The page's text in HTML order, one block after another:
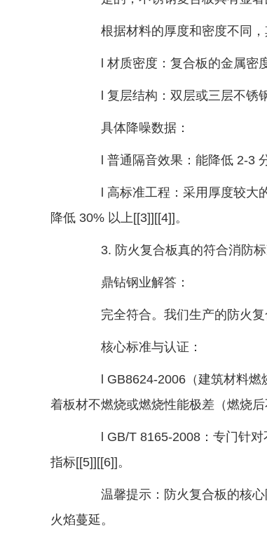
根据材料的厚度和密度不同，
l 材质密度：复合板的金属密度
l 复层结构：双层或三层不锈钢
具体降噪数据：
l 普通隔音效果：能降低 2-3 分
l 高标准工程：采用厚度较大的
降低 30% 以上[[3]][[4]]。
3. 防火复合板真的符合消防标
鼎钻钢业解答：
完全符合。我们生产的防火复
核心标准与认证：
l GB8624-2006（建筑材料燃
着板材不燃烧或燃烧性能极差（燃烧后
l GB/T 8165-2008：专门针对
指标[[5]][[6]]。
温馨提示：防火复合板的核心
火焰蔓延。